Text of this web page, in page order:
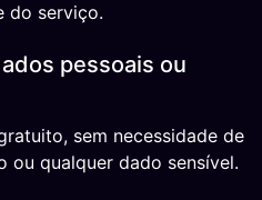
do serviço.
pessoais ou
sem necessidade de
qualquer dado sensível.